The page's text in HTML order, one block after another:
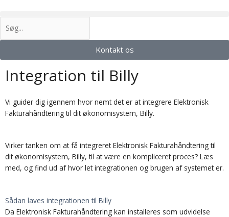
til
indholdet
Kontakt os
Integration til Billy
Vi guider dig igennem hvor nemt det er at integrere Elektronisk
Fakturahåndtering til dit økonomisystem, Billy.
Virker tanken om at få integreret Elektronisk Fakturahåndtering til
dit økonomisystem, Billy, til at være en kompliceret proces? Læs
med, og find ud af hvor let integrationen og brugen af systemet er.
Sådan laves integrationen til Billy
Da Elektronisk Fakturahåndtering kan installeres som udvidelse